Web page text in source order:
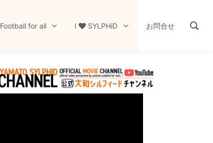
Football for all I SYLPHiD お問合せ